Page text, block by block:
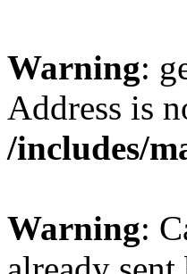
Warning:
Address is
/includes/
Warning: